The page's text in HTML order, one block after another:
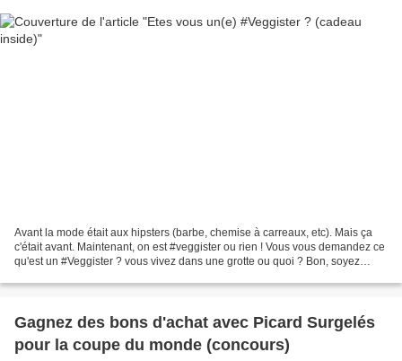
Avant la mode était aux hipsters (barbe, chemise à carreaux, etc). Mais ça
c'était avant. Maintenant, on est #veggister ou rien ! Vous vous demandez ce
qu'est un #Veggister ? vous vivez dans une grotte ou quoi ? Bon, soyez
Gagnez des bons d'achat avec Picard Surgelés
pour la coupe du monde (concours)